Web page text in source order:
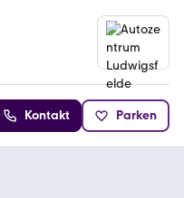
Kontakt Parken